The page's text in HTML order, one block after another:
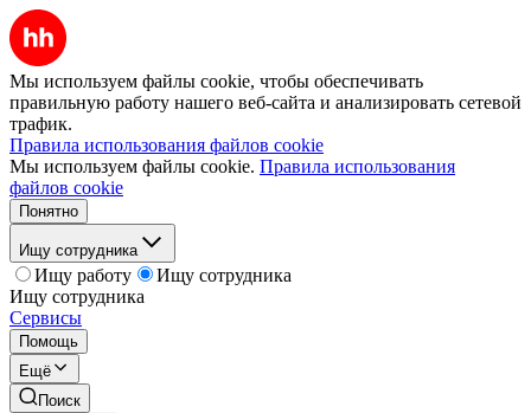
Мы используем файлы cookie, чтобы обеспечивать
правильную работу нашего веб-сайта и анализировать сетевой
трафик.
Правила использования файлов cookie
Мы используем файлы cookie. Правила использования
файлов cookie
Понятно
Ищу сотрудника
Ищу работу
Ищу сотрудника
Ищу сотрудника
Сервисы
Помощь
Ещё
Поиск